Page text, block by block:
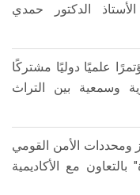
الدكتور حمدي
علميًا دوليًا مشتركًا
وسمعية بين التراث
الأمن القومي
مع الأكاديمية